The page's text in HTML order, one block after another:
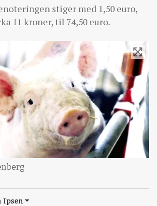
stiger med 1,50 euro,
11 kroner, til 74,50 euro.
Ipsen